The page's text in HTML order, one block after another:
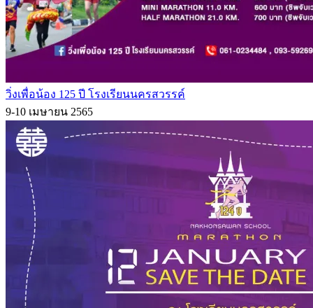
วิ่งเพื่อน้อง 125 ปี โรงเรียนนครสวรรค์
9-10 เมษายน 2565